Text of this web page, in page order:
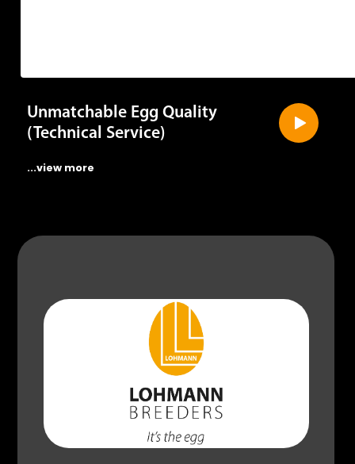
Unmatchable Egg Quality
(Technical Service)
...view more